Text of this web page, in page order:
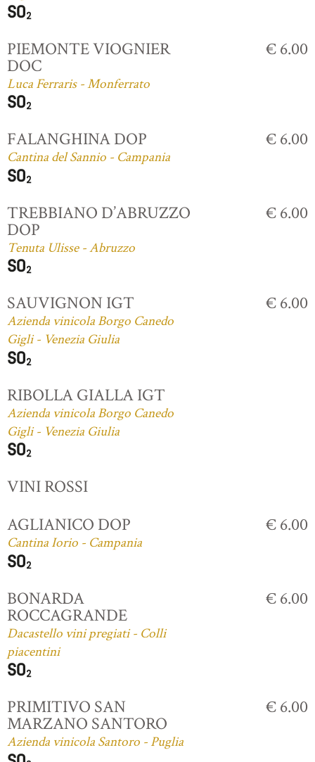
PIEMONTE VIOGNIER
DOC
Luca Ferraris - Monferrato
€ 6.00
FALANGHINA DOP
Cantina del Sannio - Campania
€ 6.00
TREBBIANO D’ABRUZZO
DOP
Tenuta Ulisse - Abruzzo
€ 6.00
SAUVIGNON IGT
Azienda vinicola Borgo Canedo
Gigli - Venezia Giulia
€ 6.00
RIBOLLA GIALLA IGT
Azienda vinicola Borgo Canedo
Gigli - Venezia Giulia
VINI ROSSI
AGLIANICO DOP
Cantina Iorio - Campania
€ 6.00
BONARDA
ROCCAGRANDE
Dacastello vini pregiati - Colli
piacentini
€ 6.00
PRIMITIVO SAN
MARZANO SANTORO
Azienda vinicola Santoro - Puglia
€ 6.00